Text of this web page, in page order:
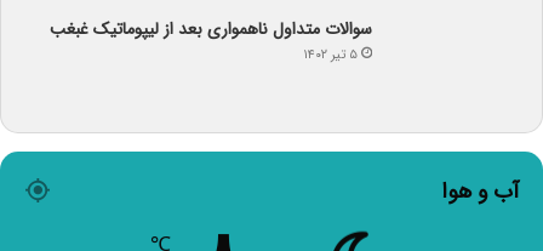
سوالات متداول ناهمواری بعد از لیپوماتیک غبغب
۵ تیر ۱۴۰۲
آب و هوا